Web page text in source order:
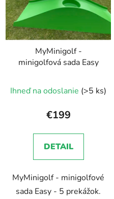
MyMinigolf -
minigolfová sada Easy
Ihneď na odoslanie (>5 ks)
€199
DETAIL
MyMinigolf - minigolfové
sada Easy - 5 prekážok.